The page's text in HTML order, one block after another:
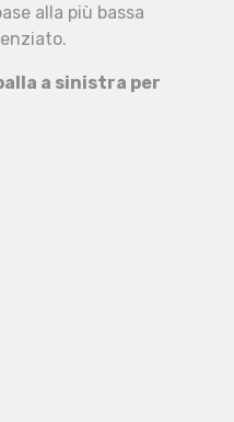
alla più bassa
a sinistra per